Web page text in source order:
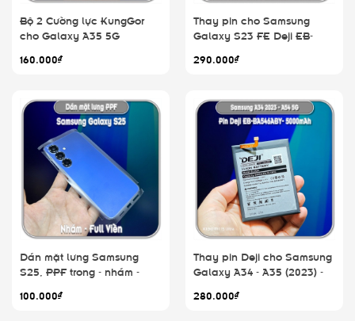
Bộ 2 Cường lực KungGor
cho Galaxy A35 5G
160.000₫
Thay pin cho Samsung
Galaxy S23 FE Deji EB-
290.000₫
Dán mặt lưng Samsung
S25, PPF trong - nhám -
100.000₫
Thay pin Deji cho Samsung
Galaxy A34 - A35 (2023) -
5000mAh
280.000₫